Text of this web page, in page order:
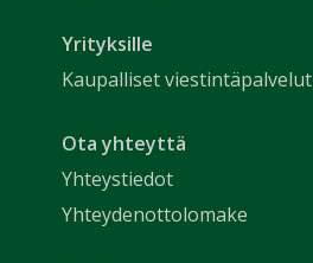
Yrityksille
Kaupalliset viestintäpalvelut
Ota yhteyttä
Yhteystiedot
Yhteydenottolomake